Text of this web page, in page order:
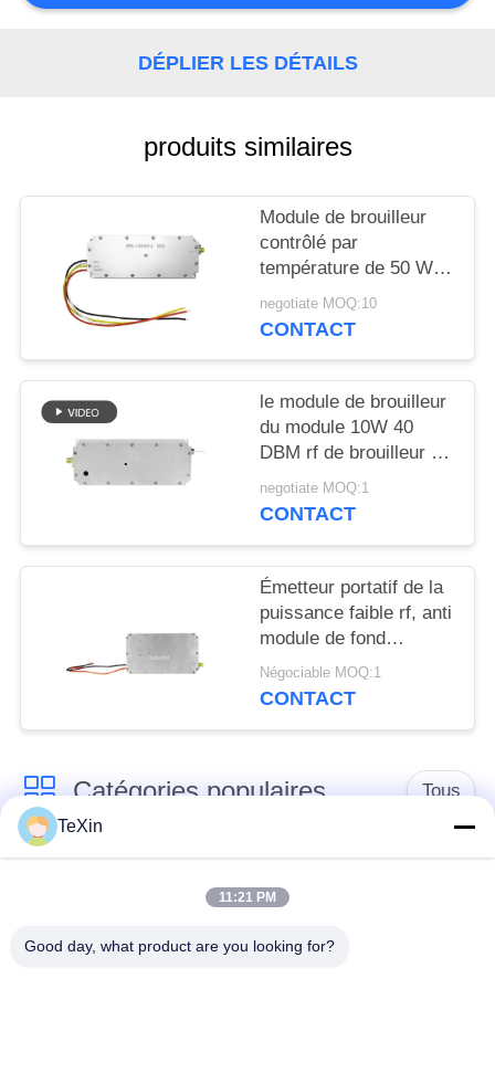
DEMANDEZ
DU
PRIVACY
DÉPLIER LES DÉTAILS
produits similaires
Module de brouilleur
contrôlé par
température de 50 W
pour la large bande de
défense des drones
negotiate MOQ:10
CONTACT
le module de brouilleur
du module 10W 40
DBM rf de brouilleur de
signal d'UAV 5.8G a
adapté aux besoins du
negotiate MOQ:1
CONTACT
Émetteur portatif de la
puissance faible rf, anti
module de fond
d'amplificateur du
bourdon rf
Négociable MOQ:1
CONTACT
Catégories populaires Tous
Module de brouilleur
module de brouillage
de drone
Module de brouilleur
amplificateur de
TeXin
11:21 PM
Good day, what product are you looking for?